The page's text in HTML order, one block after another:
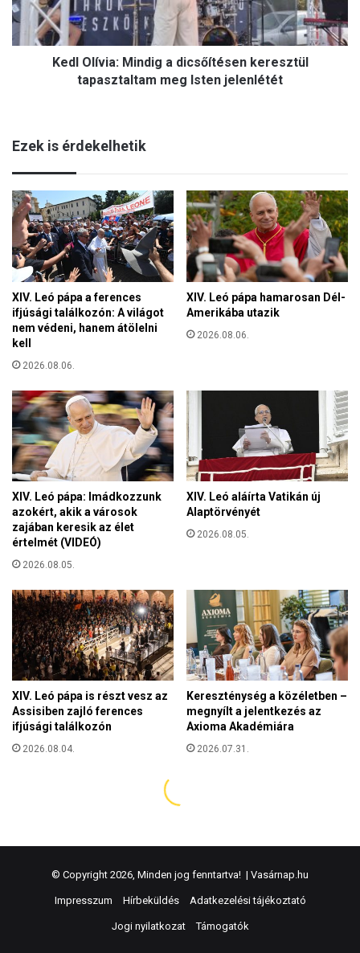
© Copyright 2026, Minden jog fenntartva! | Vasárnap.hu
Impresszum Hírbeküldés Adatkezelési tájékoztató
Jogi nyilatkozat Támogatók